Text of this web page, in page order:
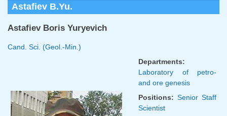
Astafiev B.Yu.
Astafiev Boris Yuryevich
Cand. Sci. (Geol.-Min.)
Departments:
Laboratory of petro-
and ore genesis
Positions: Senior Staff
Scientist